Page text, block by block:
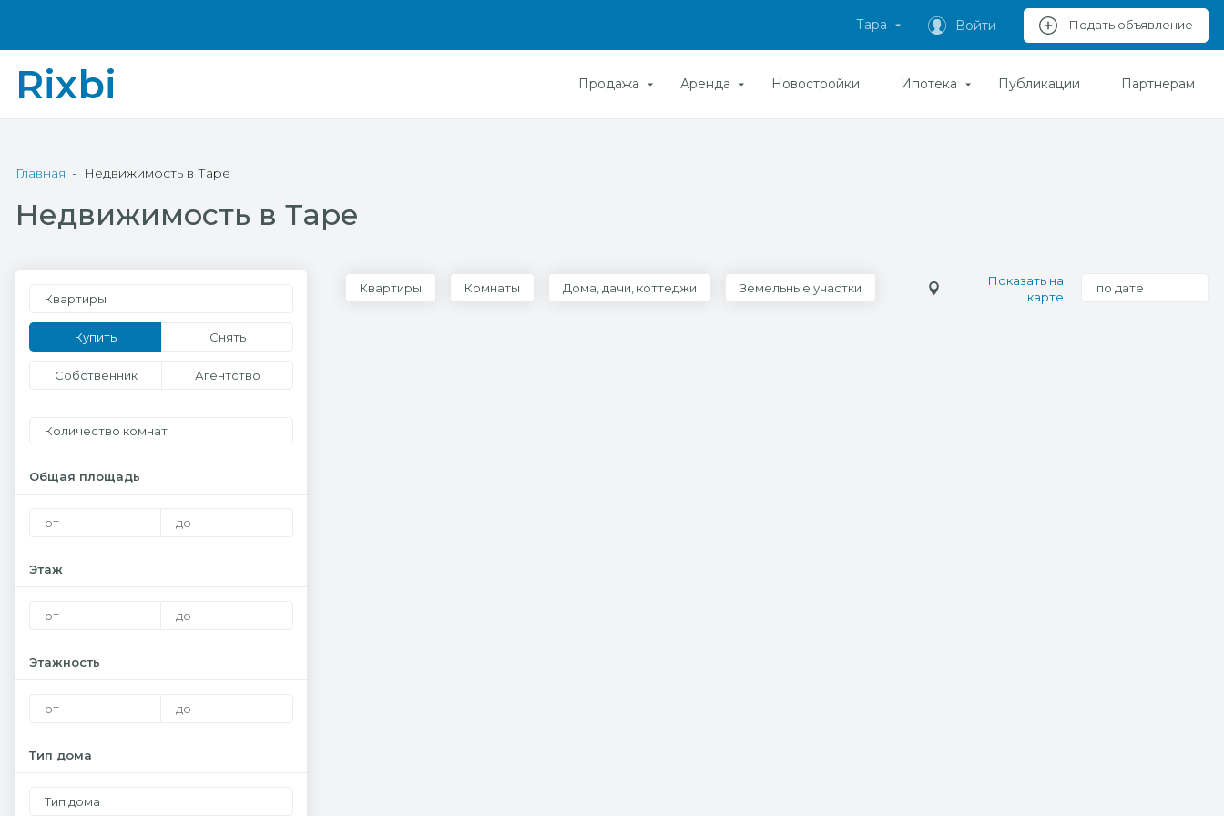
Тара Войти Подать объявление
Rixbi Продажа Аренда Новостройки Ипотека Публикации Партнерам
Главная Недвижимость в Таре
Недвижимость в Таре
Квартиры
Купить Снять
Собственник Агентство
Количество комнат
Общая площадь
Этаж
Этажность
Тип дома
Тип дома
Квартиры Комнаты Дома, дачи, коттеджи Земельные участки
Показать на
карте
по дате